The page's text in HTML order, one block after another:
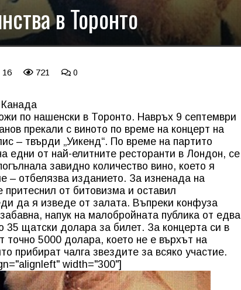
в Торонто
16 721 0
по нашенски в Торонто. Навръх 9 септември
прекали с виното по време на концерт на
– твърди „Уикенд“. По време на партито
едни от най-елитните ресторанти в Лондон, се
завидно количество вино, което я
– отбелязва изданието. За изненада на
от битовизма и оставил
да я изведе от залата. Въпреки конфуза
напук на малобройната публика от едва
35 щатски долара за билет. За концерта си в
точно 5000 долара, което не е върхът на
прибират чалга звездите за всяко участие.
width="300"]